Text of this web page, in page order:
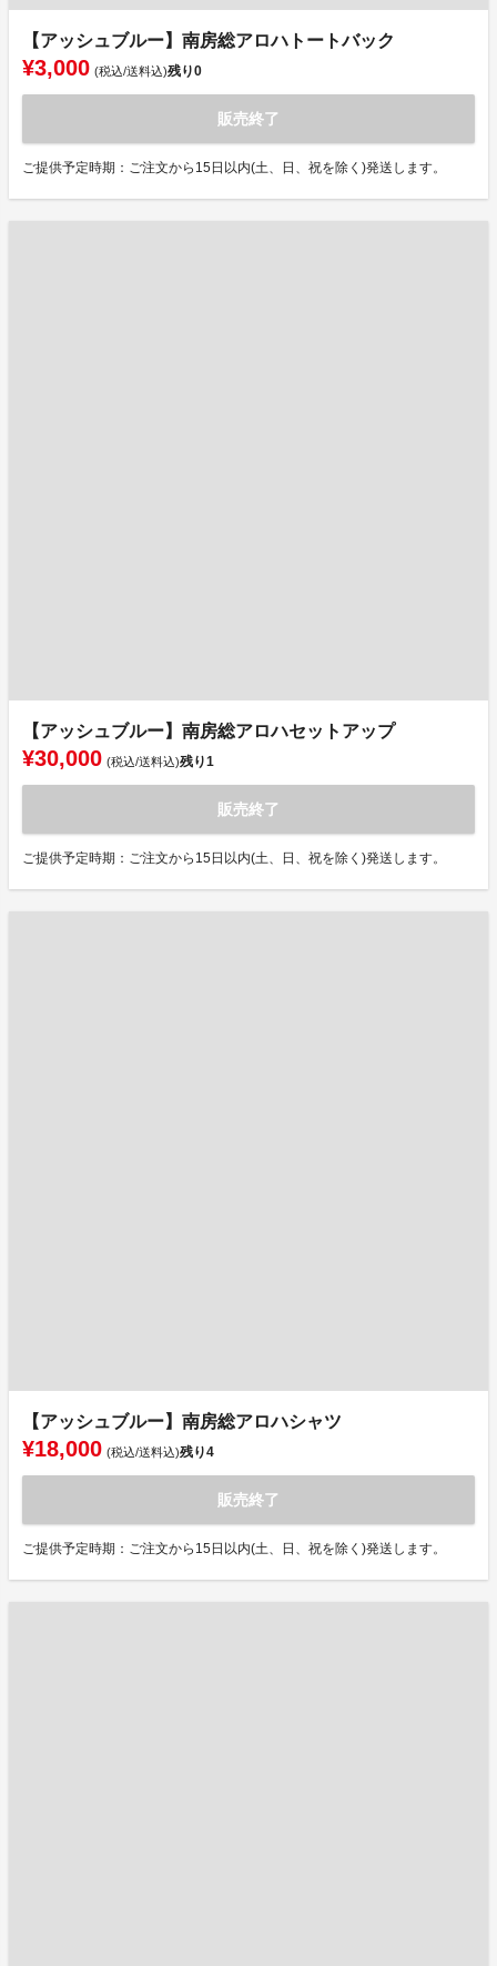
【アッシュブルー】南房総アロハトートバック
¥3,000 (税込/送料込)残り0
販売終了
ご提供予定時期：ご注文から15日以内(土、日、祝を除く)発送します。
【アッシュブルー】南房総アロハセットアップ
¥30,000 (税込/送料込)残り1
販売終了
ご提供予定時期：ご注文から15日以内(土、日、祝を除く)発送します。
【アッシュブルー】南房総アロハシャツ
¥18,000 (税込/送料込)残り4
販売終了
ご提供予定時期：ご注文から15日以内(土、日、祝を除く)発送します。